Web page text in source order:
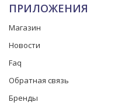
ПРИЛОЖЕНИЯ
Магазин
Новости
Faq
Обратная связь
Бренды